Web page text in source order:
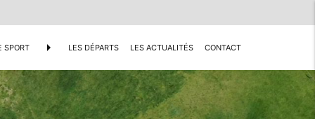
SPORT arrow_right LES DÉPARTS LES ACTUALITÉS CONTACT